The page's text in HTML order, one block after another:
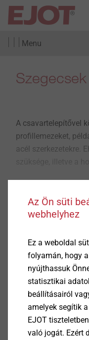
Menu
Szegecsek
Mutass többet
A csavartelepítővel
profillemezeket,
acél szerkezetekre.
Termékek
Az Ön süti
webhelyhez
Ez a weboldal
folyamán, hogy
nyújthassuk
statisztikai
beállításairól
amelyek segítik
EJOT
való jogát. Ezért